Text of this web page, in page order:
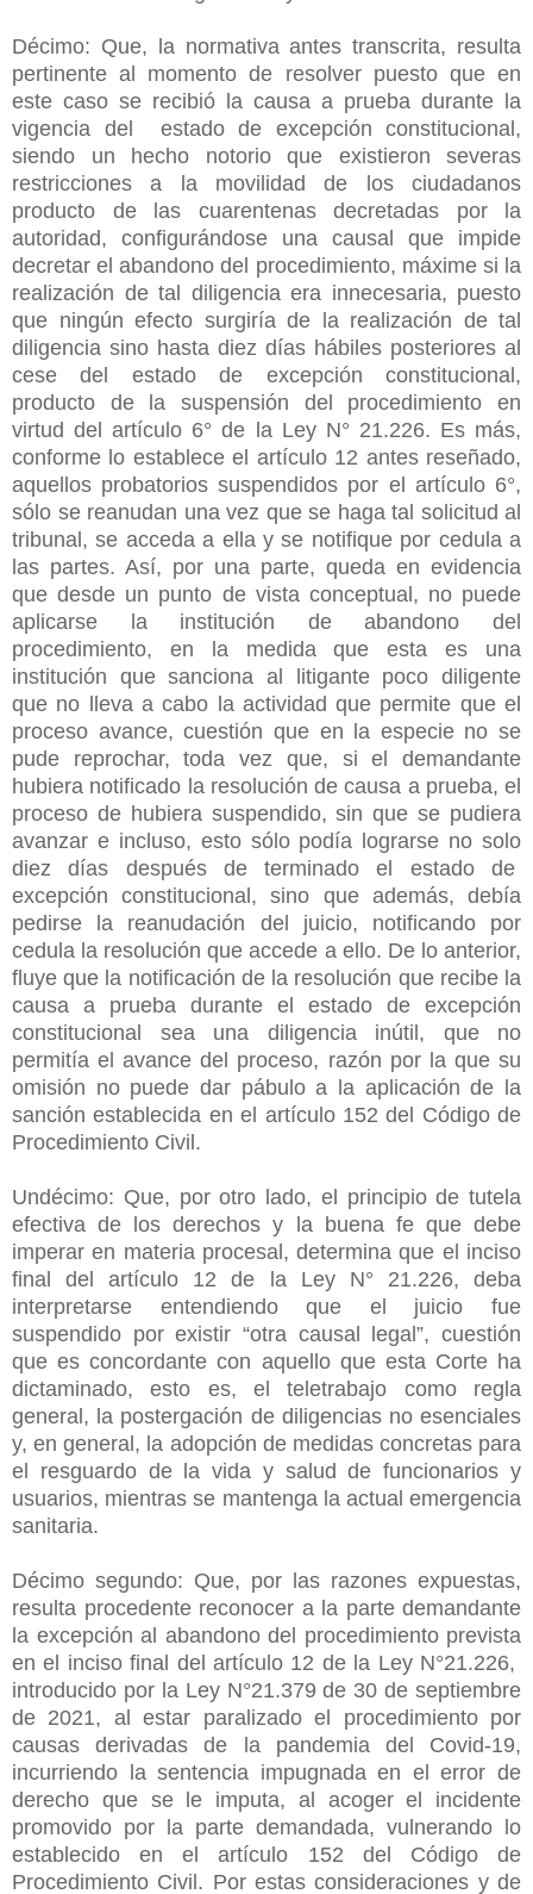
Décimo: Que, la normativa antes transcrita, resulta
pertinente al momento de resolver puesto que en
este caso se recibió la causa a prueba durante la
vigencia del estado de excepción constitucional,
siendo un hecho notorio que existieron severas
restricciones a la movilidad de los ciudadanos
producto de las cuarentenas decretadas por la
autoridad, configurándose una causal que impide
decretar el abandono del procedimiento, máxime si la
realización de tal diligencia era innecesaria, puesto
que ningún efecto surgiría de la realización de tal
diligencia sino hasta diez días hábiles posteriores al
cese del estado de excepción constitucional,
producto de la suspensión del procedimiento en
virtud del artículo 6° de la Ley N° 21.226. Es más,
conforme lo establece el artículo 12 antes reseñado,
aquellos probatorios suspendidos por el artículo 6°,
sólo se reanudan una vez que se haga tal solicitud al
tribunal, se acceda a ella y se notifique por cedula a
las partes. Así, por una parte, queda en evidencia
que desde un punto de vista conceptual, no puede
aplicarse la institución de abandono del
procedimiento, en la medida que esta es una
institución que sanciona al litigante poco diligente
que no lleva a cabo la actividad que permite que el
proceso avance, cuestión que en la especie no se
pude reprochar, toda vez que, si el demandante
hubiera notificado la resolución de causa a prueba, el
proceso de hubiera suspendido, sin que se pudiera
avanzar e incluso, esto sólo podía lograrse no solo
diez días después de terminado el estado de
excepción constitucional, sino que además, debía
pedirse la reanudación del juicio, notificando por
cedula la resolución que accede a ello. De lo anterior,
fluye que la notificación de la resolución que recibe la
causa a prueba durante el estado de excepción
constitucional sea una diligencia inútil, que no
permitía el avance del proceso, razón por la que su
omisión no puede dar pábulo a la aplicación de la
sanción establecida en el artículo 152 del Código de
Procedimiento Civil.
Undécimo: Que, por otro lado, el principio de tutela
efectiva de los derechos y la buena fe que debe
imperar en materia procesal, determina que el inciso
final del artículo 12 de la Ley N° 21.226, deba
interpretarse entendiendo que el juicio fue
suspendido por existir “otra causal legal”, cuestión
que es concordante con aquello que esta Corte ha
dictaminado, esto es, el teletrabajo como regla
general, la postergación de diligencias no esenciales
y, en general, la adopción de medidas concretas para
el resguardo de la vida y salud de funcionarios y
usuarios, mientras se mantenga la actual emergencia
sanitaria.
Décimo segundo: Que, por las razones expuestas,
resulta procedente reconocer a la parte demandante
la excepción al abandono del procedimiento prevista
en el inciso final del artículo 12 de la Ley N°21.226,
introducido por la Ley N°21.379 de 30 de septiembre
de 2021, al estar paralizado el procedimiento por
causas derivadas de la pandemia del Covid-19,
incurriendo la sentencia impugnada en el error de
derecho que se le imputa, al acoger el incidente
promovido por la parte demandada, vulnerando lo
establecido en el artículo 152 del Código de
Procedimiento Civil. Por estas consideraciones y de